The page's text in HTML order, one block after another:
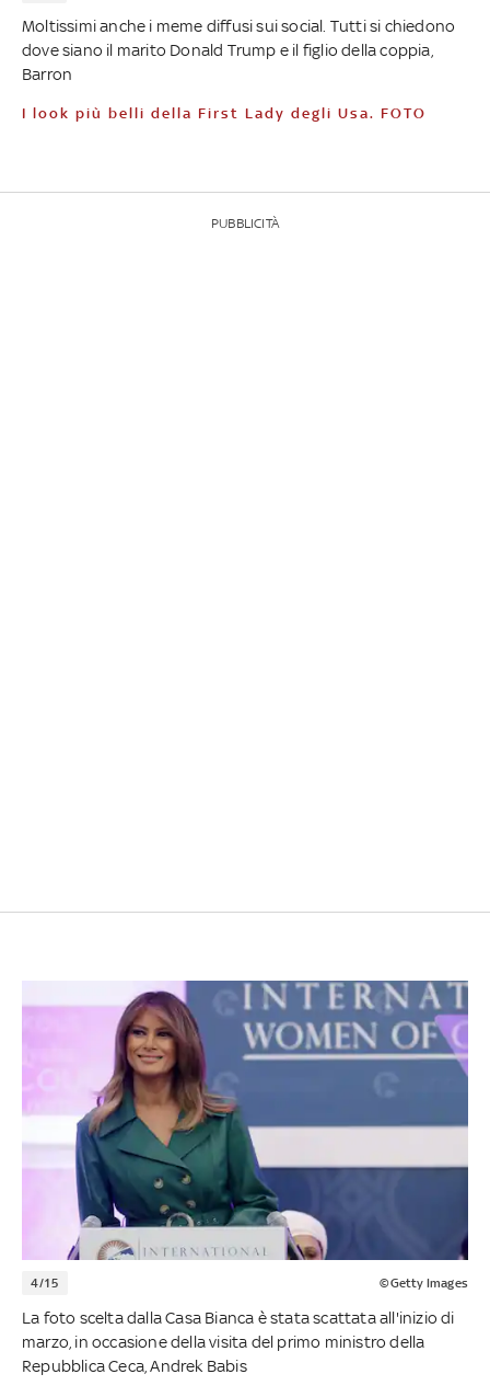
Moltissimi anche i meme diffusi sui social. Tutti si chiedono
dove siano il marito Donald Trump e il figlio della coppia,
Barron
I look più belli della First Lady degli Usa. FOTO
PUBBLICITÀ
4/15 ©Getty Images
La foto scelta dalla Casa Bianca è stata scattata all'inizio di
marzo, in occasione della visita del primo ministro della
Repubblica Ceca, Andrek Babis